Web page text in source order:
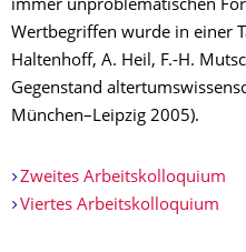
immer unproblematischen
Wertbegriffen wurde in einer
Haltenhoff, A. Heil, F.-H.
Gegenstand
München–Leipzig 2005).
Zweites Arbeitskolloquium
Viertes Arbeitskolloquium